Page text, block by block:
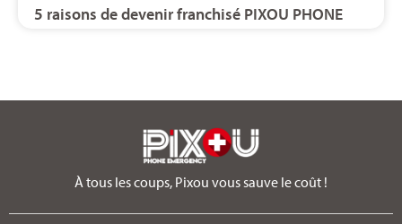
5 raisons de devenir franchisé PIXOU PHONE
À tous les coups, Pixou vous sauve le coût !